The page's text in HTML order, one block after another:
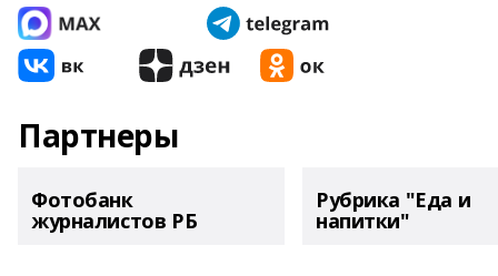
Партнеры
Фотобанк
журналистов РБ
Рубрика "Еда и
напитки"